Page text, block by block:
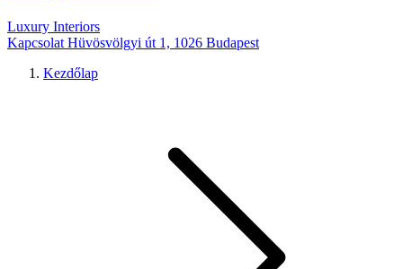
Luxury Interiors
Kapcsolat Hüvösvölgyi út 1, 1026 Budapest
Kezdőlap